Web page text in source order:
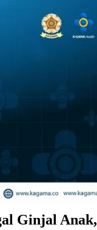
Ginjal Anak,